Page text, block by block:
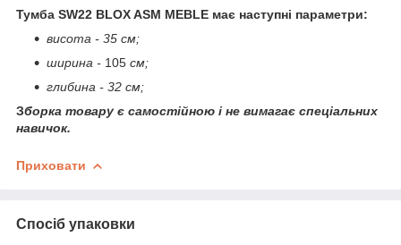
Тумба SW22 BLOX ASM MEBLE має наступні параметри:
висота - 35 см;
ширина - 105 см;
глибина - 32 см;
Зборка товару є самостійною і не вимагає спеціальних
навичок.
Приховати
Спосіб упаковки